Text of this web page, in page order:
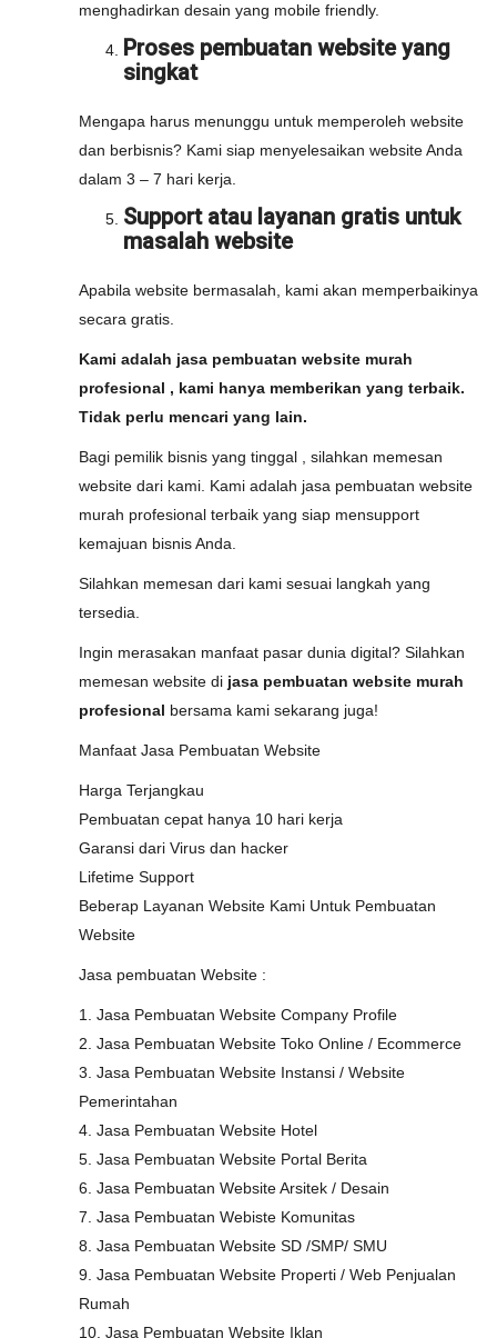
menghadirkan desain yang mobile friendly.
Proses pembuatan website yang
singkat
Mengapa harus menunggu untuk memperoleh website
dan berbisnis? Kami siap menyelesaikan website Anda
dalam 3 – 7 hari kerja.
Support atau layanan gratis untuk
masalah website
Apabila website bermasalah, kami akan memperbaikinya
secara gratis.
Kami adalah jasa pembuatan website murah
profesional , kami hanya memberikan yang terbaik.
Tidak perlu mencari yang lain.
Bagi pemilik bisnis yang tinggal , silahkan memesan
website dari kami. Kami adalah jasa pembuatan website
murah profesional terbaik yang siap mensupport
kemajuan bisnis Anda.
Silahkan memesan dari kami sesuai langkah yang
tersedia.
Ingin merasakan manfaat pasar dunia digital? Silahkan
memesan website di jasa pembuatan website murah
profesional bersama kami sekarang juga!
Manfaat Jasa Pembuatan Website
Harga Terjangkau
Pembuatan cepat hanya 10 hari kerja
Garansi dari Virus dan hacker
Lifetime Support
Beberap Layanan Website Kami Untuk Pembuatan
Website
Jasa pembuatan Website :
1. Jasa Pembuatan Website Company Profile
2. Jasa Pembuatan Website Toko Online / Ecommerce
3. Jasa Pembuatan Website Instansi / Website
Pemerintahan
4. Jasa Pembuatan Website Hotel
5. Jasa Pembuatan Website Portal Berita
6. Jasa Pembuatan Website Arsitek / Desain
7. Jasa Pembuatan Webiste Komunitas
8. Jasa Pembuatan Website SD /SMP/ SMU
9. Jasa Pembuatan Website Properti / Web Penjualan
Rumah
10. Jasa Pembuatan Website Iklan